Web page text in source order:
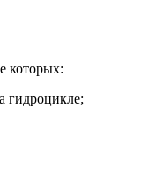
которых:
гидроцикле;